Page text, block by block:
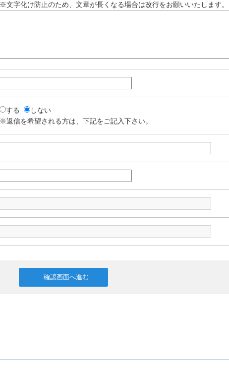
※文字化け防止のため、文章が長くなる場合は改行をお願いいたします。
する
しない
※返信を希望される方は、下記をご記入下さい。